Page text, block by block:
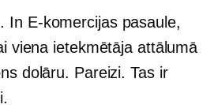
In E-komercijaspasaule,
viena ietekmētāja attālumā
dolāru. Pareizi. Tas ir